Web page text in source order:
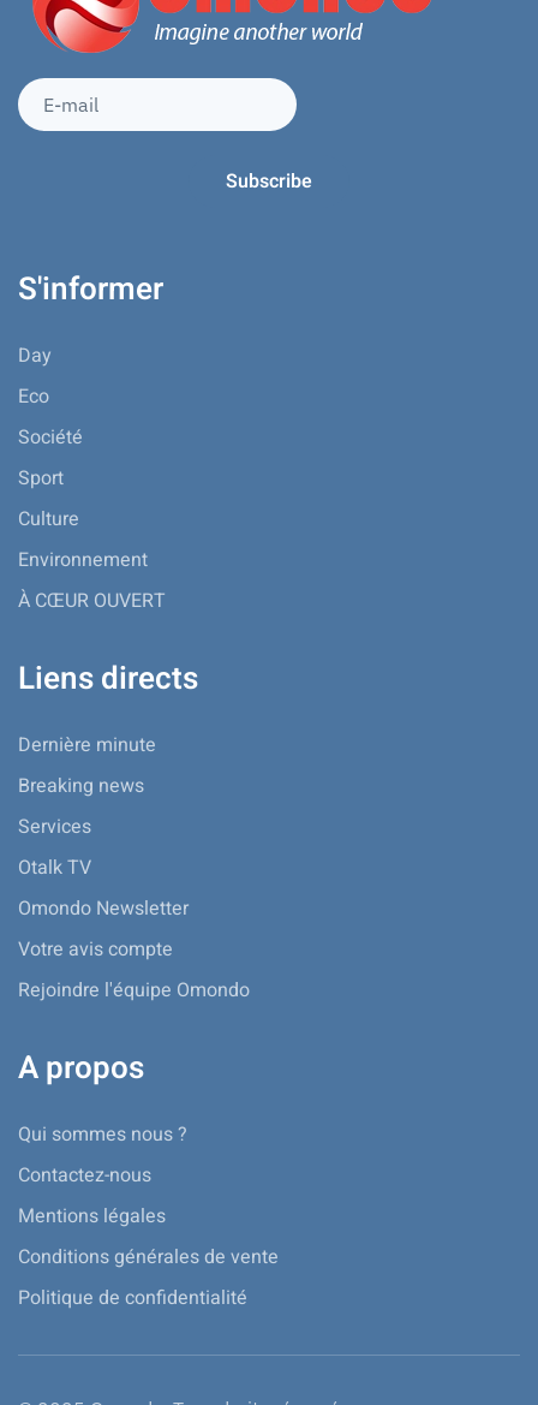
S'informer
Day
Eco
Société
Sport
Culture
Environnement
À CŒUR OUVERT
Liens directs
Dernière minute
Breaking news
Services
Otalk TV
Omondo Newsletter
Votre avis compte
Rejoindre l'équipe Omondo
A propos
Qui sommes nous ?
Contactez-nous
Mentions légales
Conditions générales de vente
Politique de confidentialité